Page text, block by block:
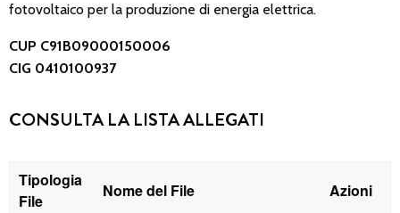
fotovoltaico per la produzione di energia elettrica.
CUP C91B09000150006
CIG 0410100937
CONSULTA LA LISTA ALLEGATI
Tipologia
File
Nome del File Azioni